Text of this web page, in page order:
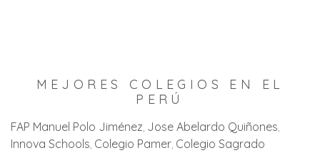
MEJORES COLEGIOS EN EL
PERÚ
FAP Manuel Polo Jiménez Jose Abelardo Quiñones
Innova Schools Colegio Pamer Colegio Sagrado